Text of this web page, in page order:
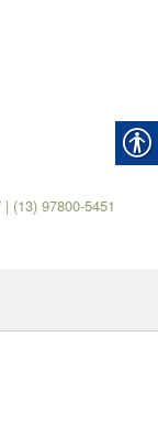
(13) 97800-5451